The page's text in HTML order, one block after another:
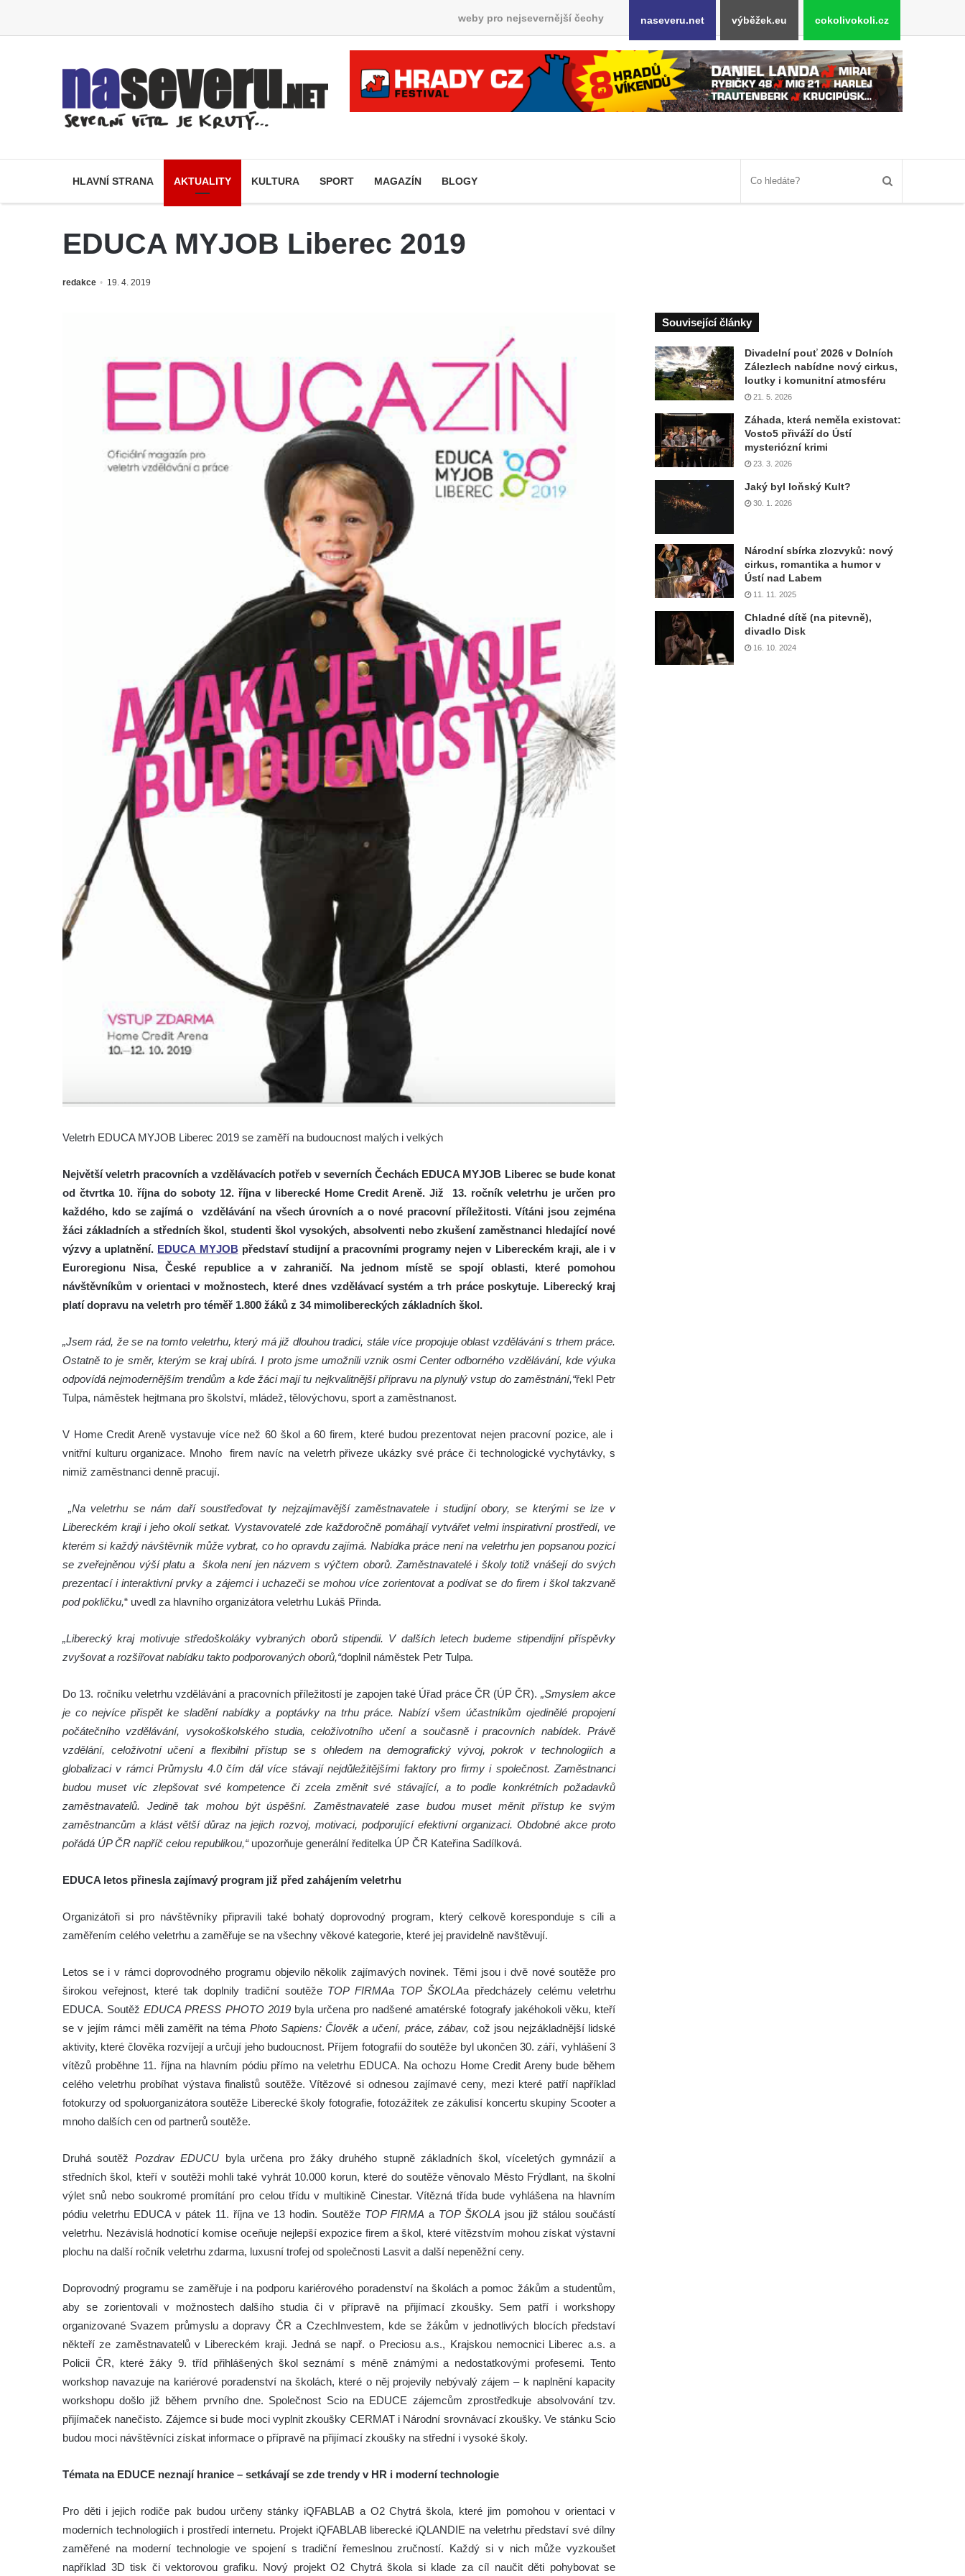
weby pro nejsevernější čechy naseveru.net výběžek.eu cokolivokoli.cz
HLAVNÍ STRANA AKTUALITY KULTURA SPORT MAGAZÍN BLOGY
EDUCA MYJOB Liberec 2019
redakce 19. 4. 2019
Veletrh EDUCA MYJOB Liberec 2019 se zaměří na budoucnost malých i velkých
Největší veletrh pracovních a vzdělávacích potřeb v severních Čechách EDUCA MYJOB Liberec se bude konat
od čtvrtka 10. října do soboty 12. října v liberecké Home Credit Areně. Již 13. ročník veletrhu je určen pro
každého, kdo se zajímá o vzdělávání na všech úrovních a o nové pracovní příležitosti. Vítáni jsou zejména
žáci základních a středních škol, studenti škol vysokých, absolventi nebo zkušení zaměstnanci hledající nové
výzvy a uplatnění. EDUCA MYJOBpředstaví studijní a pracovními programy nejen v Libereckém kraji, ale i v
Euroregionu Nisa, České republice a v zahraničí. Na jednom místě se spojí oblasti, které pomohou
návštěvníkům v orientaci v možnostech, které dnes vzdělávací systém a trh práce poskytuje. Liberecký kraj
platí dopravu na veletrh pro téměř 1.800 žáků z 34 mimolibereckých základních škol.
„Jsem rád, že se na tomto veletrhu, který má již dlouhou tradici, stále více propojuje oblast vzdělávání s trhem práce.
Ostatně to je směr, kterým se kraj ubírá. I proto jsme umožnili vznik osmi Center odborného vzdělávání, kde výuka
odpovídá nejmodernějším trendům a kde žáci mají tu nejkvalitnější přípravu na plynulý vstup do zaměstnání,“řekl Petr
Tulpa, náměstek hejtmana pro školství, mládež, tělovýchovu, sport a zaměstnanost.
V Home Credit Areně vystavuje více než 60 škol a 60 firem, které budou prezentovat nejen pracovní pozice, ale i
vnitřní kulturu organizace. Mnoho firem navíc na veletrh přiveze ukázky své práce či technologické vychytávky, s
nimiž zaměstnanci denně pracují.
„Na veletrhu se nám daří soustřeďovat ty nejzajímavější zaměstnavatele i studijní obory, se kterými se lze v
Libereckém kraji i jeho okolí setkat. Vystavovatelé zde každoročně pomáhají vytvářet velmi inspirativní prostředí, ve
kterém si každý návštěvník může vybrat, co ho opravdu zajímá. Nabídka práce není na veletrhu jen popsanou pozicí
se zveřejněnou výší platu a škola není jen názvem s výčtem oborů. Zaměstnavatelé i školy totiž vnášejí do svých
prezentací i interaktivní prvky a zájemci i uchazeči se mohou více zorientovat a podívat se do firem i škol takzvaně
pod pokličku,“ uvedl za hlavního organizátora veletrhu Lukáš Přinda.
„Liberecký kraj motivuje středoškoláky vybraných oborů stipendii. V dalších letech budeme stipendijní příspěvky
zvyšovat a rozšiřovat nabídku takto podporovaných oborů,“doplnil náměstek Petr Tulpa.
Do 13. ročníku veletrhu vzdělávání a pracovních příležitostí je zapojen také Úřad práce ČR (ÚP ČR). „Smyslem akce
je co nejvíce přispět ke sladění nabídky a poptávky na trhu práce. Nabízí všem účastníkům ojedinělé propojení
počátečního vzdělávání, vysokoškolského studia, celoživotního učení a současně i pracovních nabídek. Právě
vzdělání, celoživotní učení a flexibilní přístup se s ohledem na demografický vývoj, pokrok v technologiích a
globalizaci v rámci Průmyslu 4.0 čím dál více stávají nejdůležitějšími faktory pro firmy i společnost. Zaměstnanci
budou muset víc zlepšovat své kompetence či zcela změnit své stávající, a to podle konkrétních požadavků
zaměstnavatelů. Jedině tak mohou být úspěšní. Zaměstnavatelé zase budou muset měnit přístup ke svým
zaměstnancům a klást větší důraz na jejich rozvoj, motivaci, podporující efektivní organizaci. Obdobné akce proto
pořádá ÚP ČR napříč celou republikou,“upozorňuje generální ředitelka ÚP ČR Kateřina Sadílková.
EDUCA letos přinesla zajímavý program již před zahájením veletrhu
Organizátoři si pro návštěvníky připravili také bohatý doprovodný program, který celkově koresponduje s cíli a
zaměřením celého veletrhu a zaměřuje se na všechny věkové kategorie, které jej pravidelně navštěvují.
Letos se i v rámci doprovodného programu objevilo několik zajímavých novinek. Těmi jsou i dvě nové soutěže pro
širokou veřejnost, které tak doplnily tradiční soutěže TOP FIRMAa TOP ŠKOLAa předcházely celému veletrhu
EDUCA. SoutěžEDUCA PRESS PHOTO 2019byla určena pro nadšené amatérské fotografy jakéhokoli věku, kteří
se v jejím rámci měli zaměřit na téma Photo Sapiens: Člověk a učení, práce, zábav, což jsou nejzákladnější lidské
aktivity, které člověka rozvíjejí a určují jeho budoucnost. Příjem fotografií do soutěže byl ukončen 30. září, vyhlášení 3
vítězů proběhne 11. října na hlavním pódiu přímo na veletrhu EDUCA. Na ochozu Home Credit Areny bude během
celého veletrhu probíhat výstava finalistů soutěže. Vítězové si odnesou zajímavé ceny, mezi které patří například
fotokurzy od spoluorganizátora soutěže Liberecké školy fotografie, fotozážitek ze zákulisí koncertu skupiny Scooter a
mnoho dalších cen od partnerů soutěže.
Druhá soutěž Pozdrav EDUCU byla určena pro žáky druhého stupně základních škol, víceletých gymnázií a
středních škol, kteří v soutěži mohli také vyhrát 10.000 korun, které do soutěže věnovalo Město Frýdlant, na školní
výlet snů nebo soukromé promítání pro celou třídu v multikině Cinestar. Vítězná třída bude vyhlášena na hlavním
pódiu veletrhu EDUCA v pátek 11. října ve 13 hodin. Soutěže TOP FIRMA a TOP ŠKOLA jsou již stálou součástí
veletrhu. Nezávislá hodnotící komise oceňuje nejlepší expozice firem a škol, které vítězstvím mohou získat výstavní
plochu na další ročník veletrhu zdarma, luxusní trofej od společnosti Lasvit a další nepeněžní ceny.
Doprovodný programu se zaměřuje i na podporu kariérového poradenství na školách a pomoc žákům a studentům,
aby se zorientovali v možnostech dalšího studia či v přípravě na přijímací zkoušky. Sem patří i workshopy
organizované Svazem průmyslu a dopravy ČR a CzechInvestem, kde se žákům v jednotlivých blocích představí
někteří ze zaměstnavatelů v Libereckém kraji. Jedná se např. o Preciosu a.s., Krajskou nemocnici Liberec a.s. a
Policii ČR, které žáky 9. tříd přihlášených škol seznámí s méně známými a nedostatkovými profesemi. Tento
workshop navazuje na kariérové poradenství na školách, které o něj projevily nebývalý zájem – k naplnění kapacity
workshopu došlo již během prvního dne. Společnost Scio na EDUCE zájemcům zprostředkuje absolvování tzv.
přijímaček nanečisto. Zájemce si bude moci vyplnit zkoušky CERMAT i Národní srovnávací zkoušky. Ve stánku Scio
budou moci návštěvníci získat informace o přípravě na přijímací zkoušky na střední i vysoké školy.
Témata na EDUCE neznají hranice – setkávají se zde trendy v HR i moderní technologie
Pro děti i jejich rodiče pak budou určeny stánky iQFABLAB a O2 Chytrá škola, které jim pomohou v orientaci v
moderních technologiích i prostředí internetu. Projekt iQFABLAB liberecké iQLANDIE na veletrhu představí své dílny
zaměřené na moderní technologie ve spojení s tradiční řemeslnou zručností. Každý si v nich může vyzkoušet
například 3D tisk či vektorovou grafiku. Nový projekt O2 Chytrá škola si klade za cíl naučit děti pohybovat se
Související články
Divadelní pouť 2026 v Dolních
Zálezlech nabídne nový cirkus,
loutky i komunitní atmosféru
21. 5. 2026
Záhada, která neměla existovat:
Vosto5 přiváží do Ústí
mysteriózní krimi
23. 3. 2026
Jaký byl loňský Kult?
30. 1. 2026
Národní sbírka zlozvyků: nový
cirkus, romantika a humor v
Ústí nad Labem
11. 11. 2025
Chladné dítě (na pitevně),
divadlo Disk
16. 10. 2024